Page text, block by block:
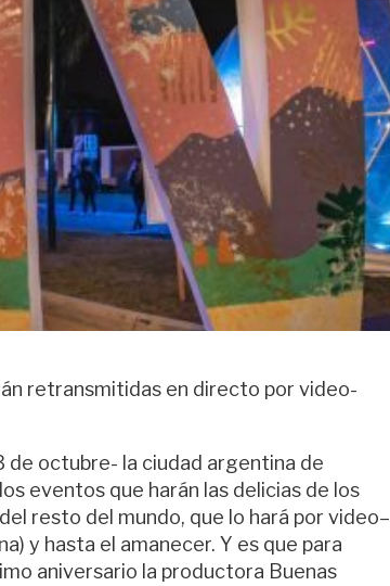
retransmitidas en directo por video-
de octubre- la ciudad argentina de
eventos que harán las delicias de los
resto del mundo, que lo hará por video–
y hasta el amanecer. Y es que para
aniversario la productora Buenas